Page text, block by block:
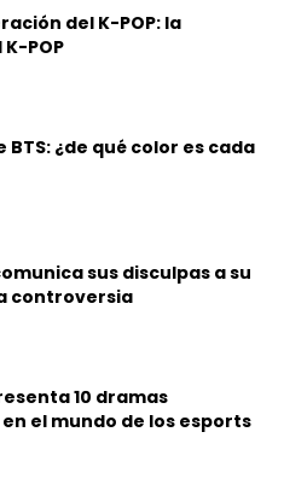
del K-POP: la
POP
¿de qué color es cada
sus disculpas a su
controversia
10 dramas
el mundo de los esports